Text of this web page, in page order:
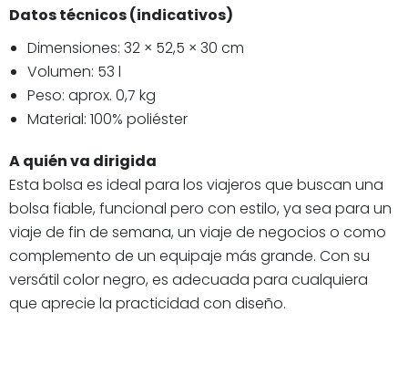
Datos técnicos (indicativos)
Dimensiones: 32 × 52,5 × 30 cm
Volumen: 53 l
Peso: aprox. 0,7 kg
Material: 100% poliéster
A quién va dirigida
Esta bolsa es ideal para los viajeros que buscan una
bolsa fiable, funcional pero con estilo, ya sea para un
viaje de fin de semana, un viaje de negocios o como
complemento de un equipaje más grande. Con su
versátil color negro, es adecuada para cualquiera
que aprecie la practicidad con diseño.